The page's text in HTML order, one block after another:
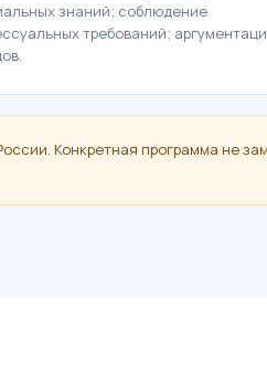
знаний; соблюдение
требований;
Конкретная программа не